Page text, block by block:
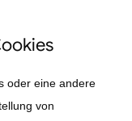
oder eine andere
von